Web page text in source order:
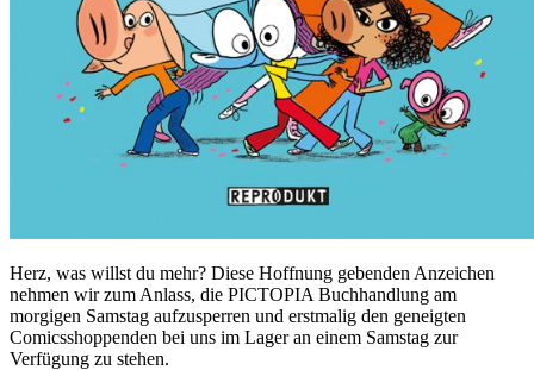
Herz, was willst du mehr? Diese Hoffnung gebenden Anzeichen
nehmen wir zum Anlass, die PICTOPIA Buchhandlung am
morgigen Samstag aufzusperren und erstmalig den geneigten
Comicsshoppenden bei uns im Lager an einem Samstag zur
Verfügung zu stehen.